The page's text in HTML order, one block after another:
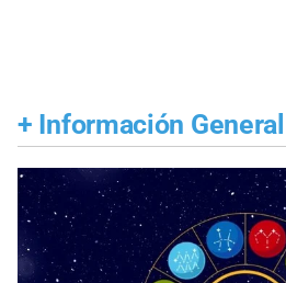
+ Información General